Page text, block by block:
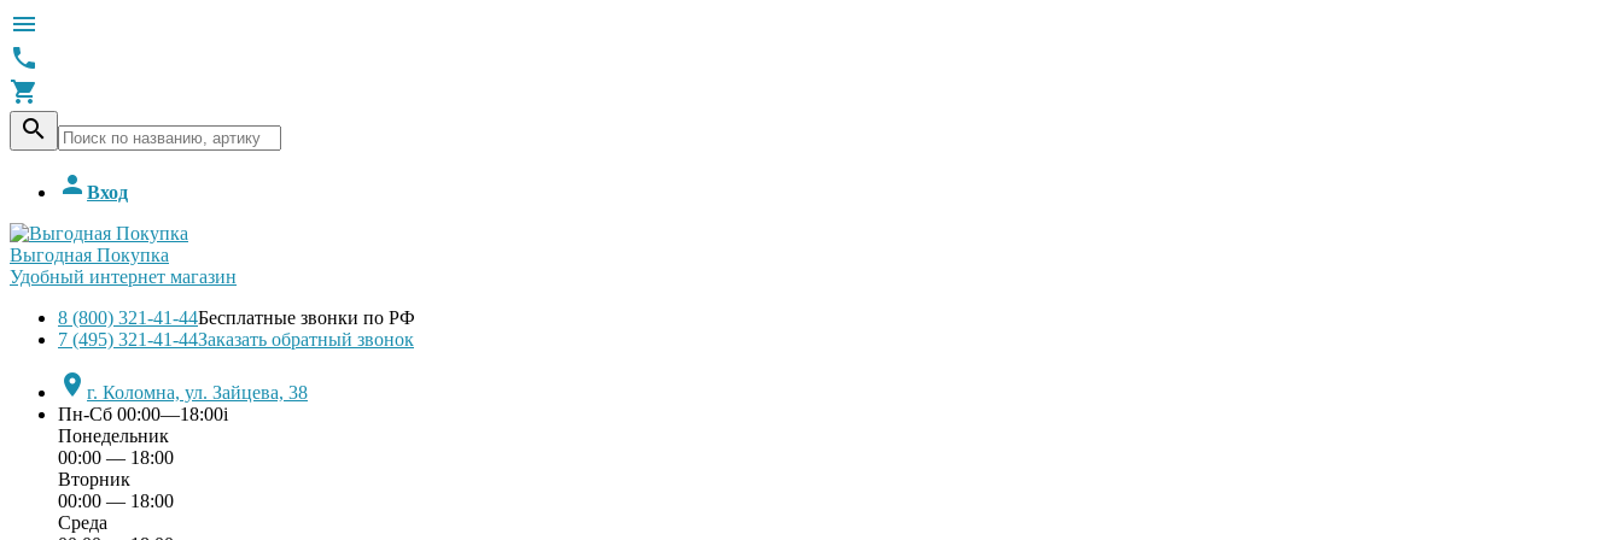




 Вход
Выгодная Покупка
Удобный интернет магазин
8 (800) 321-41-44Бесплатные звонки по РФ
7 (495) 321-41-44Заказать обратный звонок
 г. Коломна, ул. Зайцева, 38
Пн-Сб 00:00—18:00i
Понедельник
00:00 — 18:00
Вторник
00:00 — 18:00
Среда